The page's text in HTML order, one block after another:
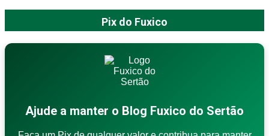
Pix do Fuxico
Ajude a manter o Blog Fuxico do Sertão